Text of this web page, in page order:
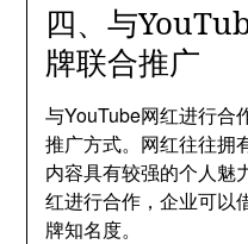
四、与
牌联合推广
与YouTube网红进行合
推广方式。网红往往拥
内容具有较强的个人魅
红进行合作，企业可以
牌知名度。